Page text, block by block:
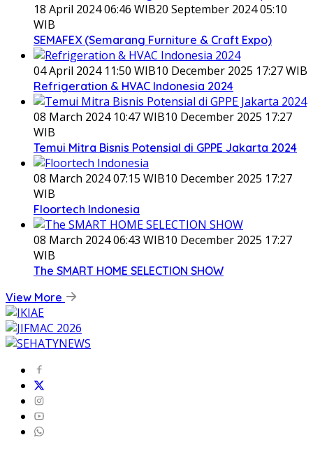
18 April 2024 06:46 WIB20 September 2024 05:10
WIB
SEMAFEX (Semarang Furniture & Craft Expo)
04 April 2024 11:50 WIB10 December 2025 17:27 WIB
Refrigeration & HVAC Indonesia 2024
08 March 2024 10:47 WIB10 December 2025 17:27
WIB
Temui Mitra Bisnis Potensial di GPPE Jakarta 2024
08 March 2024 07:15 WIB10 December 2025 17:27
WIB
Floortech Indonesia
08 March 2024 06:43 WIB10 December 2025 17:27
WIB
The SMART HOME SELECTION SHOW
View More